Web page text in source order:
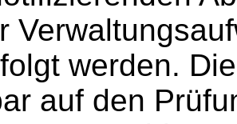
werden.
auf den